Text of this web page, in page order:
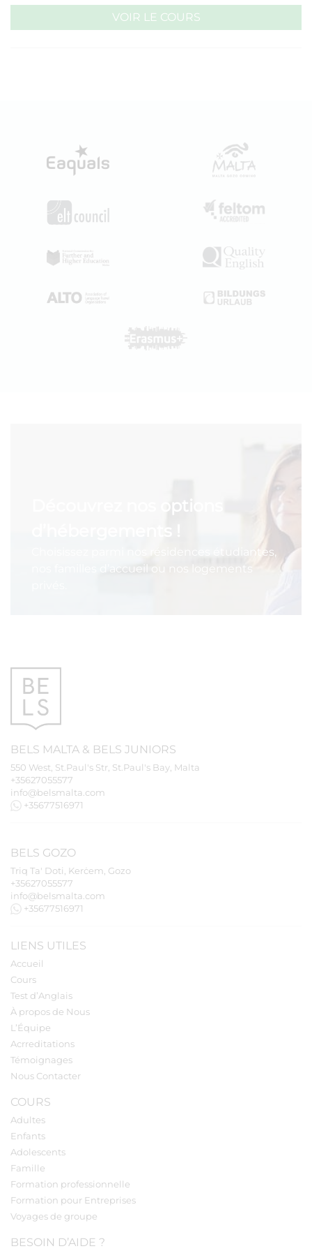
VOIR LE COURS
Choisissez parmi nos résidences étudiantes,
nos familles d’accueil ou nos logements
BELS MALTA & BELS JUNIORS
550 West, St.Paul's Str, St.Paul's Bay, Malta
+35627055577
info@belsmalta.com
+35677516971
BELS GOZO
Triq Ta' Doti, Kerċem, Gozo
+35627055577
info@belsmalta.com
+35677516971
LIENS UTILES
Accueil
Cours
Test d’Anglais
À propos de Nous
L’Équipe
Acrreditations
Témoignages
Nous Contacter
COURS
Adultes
Enfants
Adolescents
Famille
Formation professionnelle
Formation pour Entreprises
Voyages de groupe
BESOIN D’AIDE ?